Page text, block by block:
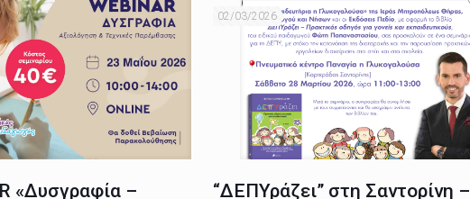
«Δυσγραφία –
02/03/2026
“ΔΕΠΥράζει” στη Σαντορίνη –